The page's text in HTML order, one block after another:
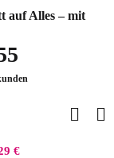
auf Alles – mit
€